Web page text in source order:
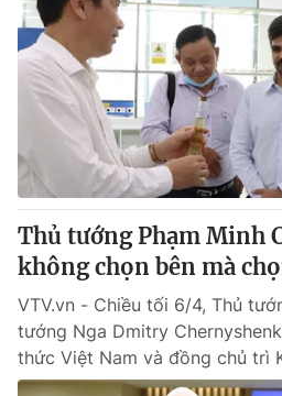
® Cấm sao chép dưới mọi hình thức
thuận bằng văn bản. Ghi rõ nguồn
thông tin từ website này.
Thủ tướng Phạm Minh
không chọn bên mà
VTV.vn - Chiều tối 6/4, Thủ
tướng Nga Dmitry
thức Việt Nam và đồng chủ trì